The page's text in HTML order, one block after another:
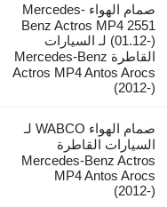
صمام الهواء Mercedes-
Benz Actros MP4 2551
(01.12-) لـ السيارات
القاطرة Mercedes-Benz
Actros MP4 Antos Arocs
(2012-)
صمام الهواء WABCO لـ
السيارات القاطرة
Mercedes-Benz Actros
MP4 Antos Arocs
(2012-)